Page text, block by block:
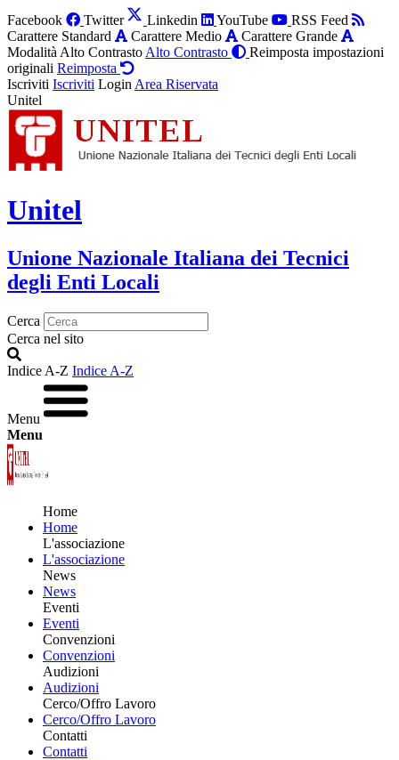
Facebook Twitter Linkedin YouTube
RSS Feed
Carattere Standard
Carattere Medio
Carattere Grande
Modalità Alto Contrasto Alto Contrasto
Reimposta impostazioni
originali Reimposta
Iscriviti Iscriviti Login Area Riservata
Unitel
Unitel
Unione Nazionale Italiana dei Tecnici
degli Enti Locali
Cerca
Cerca nel sito
Indice A-Z Indice A-Z
Menu
Menu
Home
Home
L'associazione
L'associazione
News
News
Eventi
Eventi
Convenzioni
Convenzioni
Audizioni
Audizioni
Cerco/Offro Lavoro
Cerco/Offro Lavoro
Contatti
Contatti